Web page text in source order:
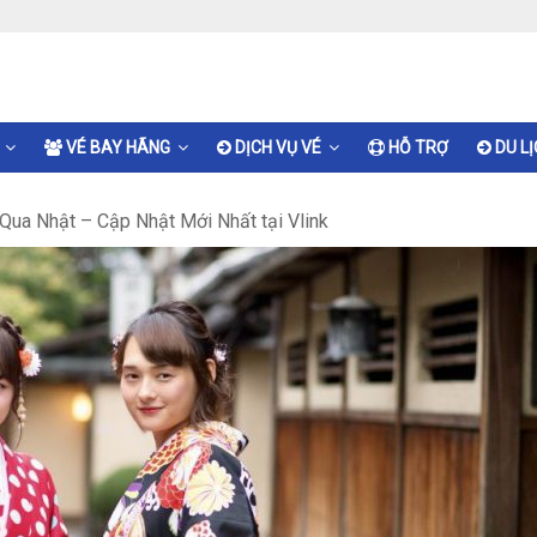
VÉ BAY HÃNG DỊCH VỤ VÉ HỖ TRỢ DU
Nhật – Cập Nhật Mới Nhất tại Vlink